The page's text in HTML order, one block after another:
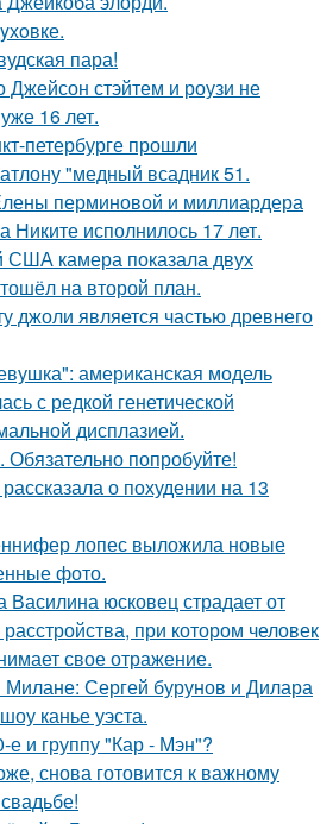
пара!
Джейсон стэйтем и роузи не
16 лет.
петербурге прошли
"медный всадник 51.
перминовой и миллиардера
Никите исполнилось 17 лет.
США камера показала двух
на второй план.
джоли является частью древнего
американская модель
с редкой генетической
дисплазией.
Обязательно попробуйте!
о похудении на 13
лопес выложила новые
фото.
Василина юсковец страдает от
при котором человек
свое отражение.
Милане: Сергей бурунов и Дилара
канье уэста.
и группу "Кар - Мэн"?
снова готовится к важному